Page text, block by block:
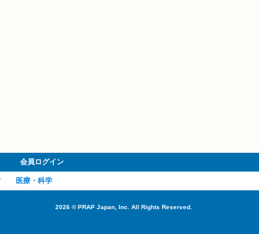
会員ログイン
医療・科学
2026 ©PRAP Japan, Inc. All Rights Reserved.